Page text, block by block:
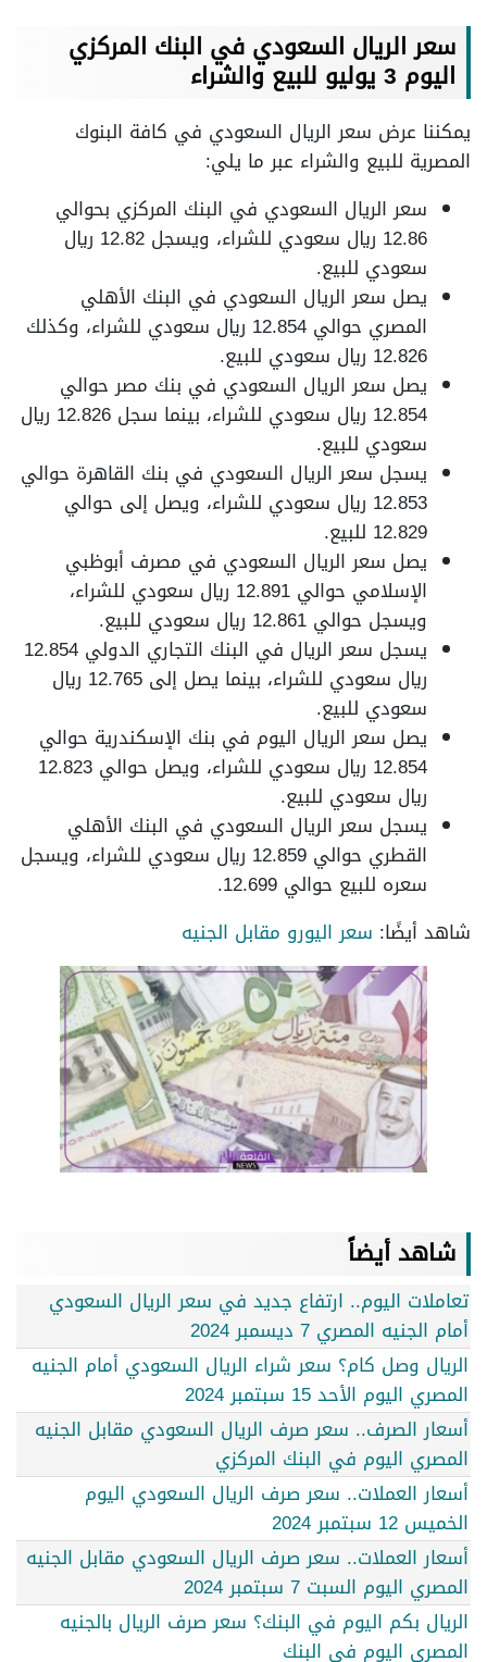
سعر الريال السعودي في البنك المركزي
اليوم 3 يوليو للبيع والشراء
يمكننا عرض سعر الريال السعودي في كافة البنوك
المصرية للبيع والشراء عبر ما يلي:
سعر الريال السعودي في البنك المركزي بحوالي
12.86 ريال سعودي للشراء، ويسجل 12.82 ريال
سعودي للبيع.
يصل سعر الريال السعودي في البنك الأهلي
المصري حوالي 12.854 ريال سعودي للشراء، وكذلك
12.826 ريال سعودي للبيع.
يصل سعر الريال السعودي في بنك مصر حوالي
12.854 ريال سعودي للشراء، بينما سجل 12.826 ريال
سعودي للبيع.
يسجل سعر الريال السعودي في بنك القاهرة حوالي
12.853 ريال سعودي للشراء، ويصل إلى حوالي
12.829 للبيع.
يصل سعر الريال السعودي في مصرف أبوظبي
الإسلامي حوالي 12.891 ريال سعودي للشراء،
ويسجل حوالي 12.861 ريال سعودي للبيع.
يسجل سعر الريال في البنك التجاري الدولي 12.854
ريال سعودي للشراء، بينما يصل إلى 12.765 ريال
سعودي للبيع.
يصل سعر الريال اليوم في بنك الإسكندرية حوالي
12.854 ريال سعودي للشراء، ويصل حوالي 12.823
ريال سعودي للبيع.
يسجل سعر الريال السعودي في البنك الأهلي
القطري حوالي 12.859 ريال سعودي للشراء، ويسجل
سعره للبيع حوالي 12.699.
شاهد أيضًا: سعر اليورو مقابل الجنيه
شاهد أيضاً
تعاملات اليوم.. ارتفاع جديد في سعر الريال السعودي
أمام الجنيه المصري 7 ديسمبر 2024
الريال وصل كام؟ سعر شراء الريال السعودي أمام الجنيه
المصري اليوم الأحد 15 سبتمبر 2024
أسعار الصرف.. سعر صرف الريال السعودي مقابل الجنيه
المصري اليوم في البنك المركزي
أسعار العملات.. سعر صرف الريال السعودي اليوم
الخميس 12 سبتمبر 2024
أسعار العملات.. سعر صرف الريال السعودي مقابل الجنيه
المصري اليوم السبت 7 سبتمبر 2024
الريال بكم اليوم في البنك؟ سعر صرف الريال بالجنيه
المصري اليوم في البنك